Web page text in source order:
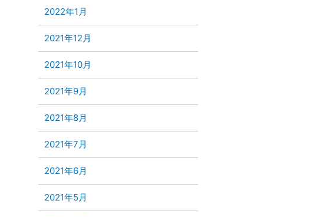
2022年1月
2021年12月
2021年10月
2021年9月
2021年8月
2021年7月
2021年6月
2021年5月